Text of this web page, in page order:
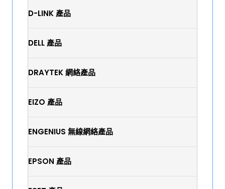
D-LINK 產品
DELL 產品
DRAYTEK 網絡產品
EIZO 產品
ENGENIUS 無線網絡產品
EPSON 產品